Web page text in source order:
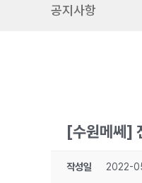
공지사항
[수원메쎄]
작성일 2022-